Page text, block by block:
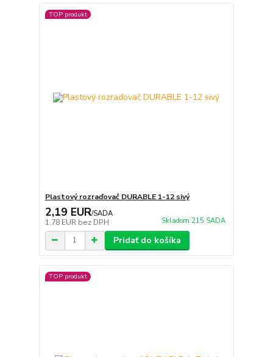
TOP produkt
Plastový rozraďovač DURABLE 1-12 sivý
2,19 EUR/SADA
1,78 EUR bez DPH Skladom 215 SADA
Pridať do košíka
TOP produkt